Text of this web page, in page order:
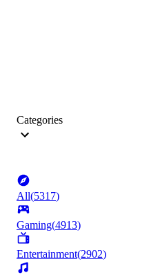
Categories
All(5317)
Gaming(4913)
Entertainment(2902)